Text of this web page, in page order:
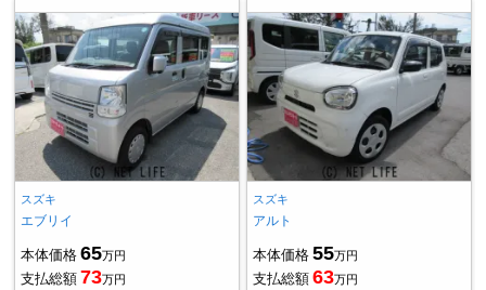
スズキ
エブリイ
本体価格 65万円
支払総額 73万円
スズキ
アルト
本体価格 55万円
支払総額 63万円